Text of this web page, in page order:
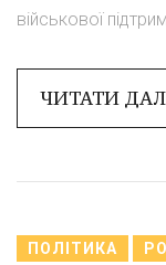
військової
ЧИТАТИ
ПОЛІТИКА